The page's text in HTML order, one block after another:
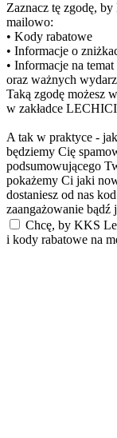
Zaznacz tę zgodę,
mailowo:
• Kody rabatowe
• Informacje o
• Informacje na
oraz ważnych
Taką zgodę możesz
w zakładce
A tak w praktyce -
będziemy Cię
podsumowującego
pokażemy Ci jaki
dostaniesz od nas
zaangażowanie bądź
Chcę, by KKS
i kody rabatowe na